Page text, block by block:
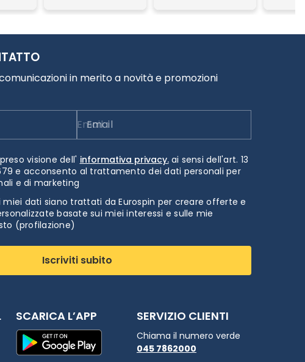
in merito a novità e promozioni
Email
visione dell' informativa privacy.ai sensi dell'art. 13
679 e acconsento al trattamento dei dati personali per
e di marketing
dati siano trattati da Eurospin per creare offerte e
basate sui miei interessi e sulle mie
(profilazione)
Iscriviti subito
SCARICA L’APP SERVIZIO CLIENTI
Chiama il numero verde
045 7862000